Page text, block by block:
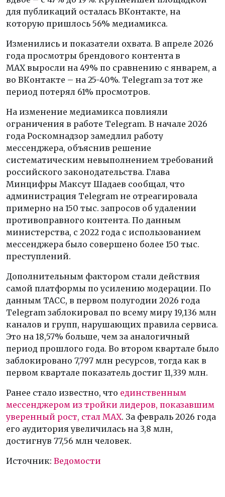
для публикаций осталась ВКонтакте, на
которую пришлось 56% медиамикса.
Изменились и показатели охвата. В апреле 2026
года просмотры брендового контента в
MАХ выросли на 49% по сравнению с январем, а
во ВКонтакте – на 25-40%. Telegram за тот же
период потерял 61% просмотров.
На изменение медиамикса повлияли
ограничения в работе Telegram. В начале 2026
года Роскомнадзор замедлил работу
мессенджера, объяснив решение
систематическим невыполнением требований
российского законодательства. Глава
Минцифры Максут Шадаев сообщал, что
администрация Telegram не отреагировала
примерно на 150 тыс. запросов об удалении
противоправного контента. По данным
министерства, с 2022 года с использованием
мессенджера было совершено более 150 тыс.
преступлений.
Дополнительным фактором стали действия
самой платформы по усилению модерации. По
данным ТАСС, в первом полугодии 2026 года
Telegram заблокировал по всему миру 19,136 млн
каналов и групп, нарушающих правила сервиса.
Это на 18,57% больше, чем за аналогичный
период прошлого года. Во втором квартале было
заблокировано 7,797 млн ресурсов, тогда как в
первом квартале показатель достиг 11,339 млн.
Ранее стало известно, что единственным
мессенджером из тройки лидеров, показавшим
уверенный рост, стал MAX. За февраль 2026 года
его аудитория увеличилась на 3,8 млн,
достигнув 77,56 млн человек.
Источник: Ведомости